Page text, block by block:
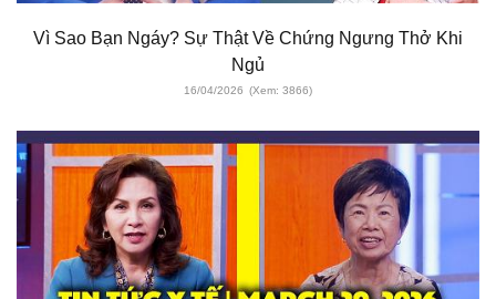
Vì Sao Bạn Ngáy? Sự Thật Về Chứng Ngưng Thở Khi
Ngủ
16/04/2026 (Xem: 3866)